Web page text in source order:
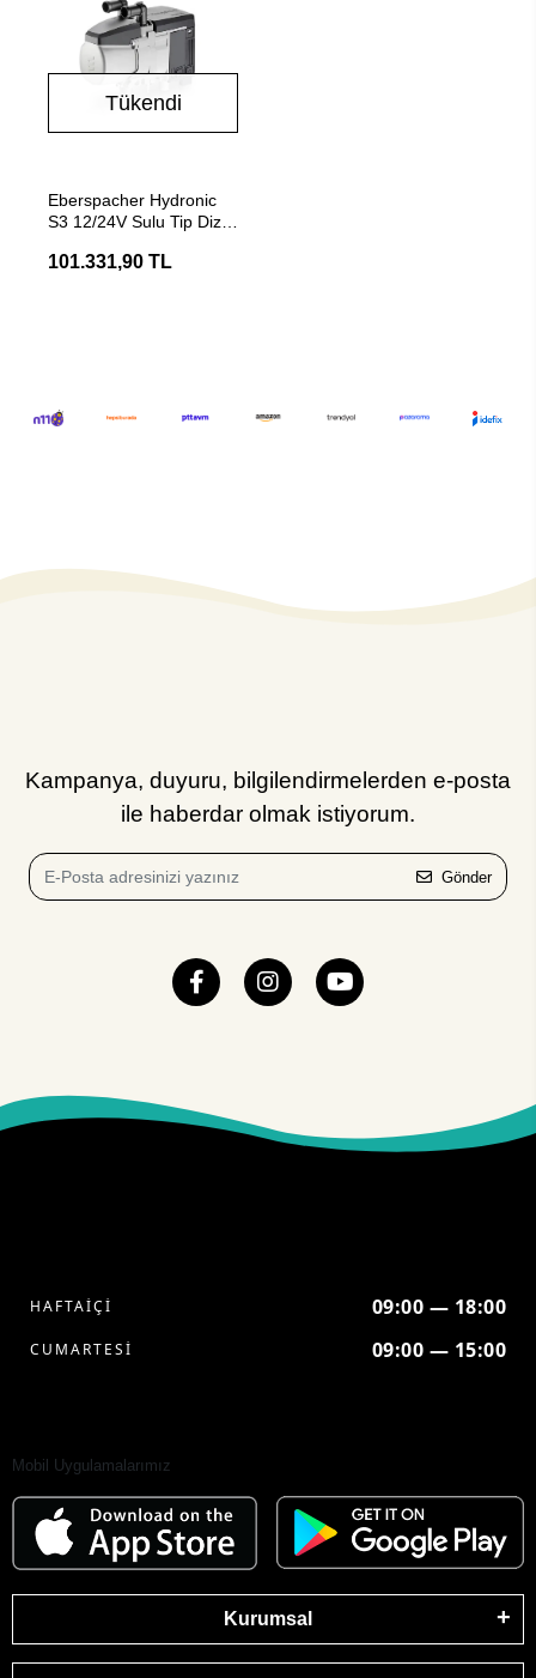
Tükendi
Eberspacher Hydronic
S3 12/24V Sulu Tip Dizel
101.331,90 TL
Kampanya, duyuru, bilgilendirmelerden e-posta
ile haberdar olmak istiyorum.
Gönder
HAFTAİÇİ 09:00 — 18:00
CUMARTESİ 09:00 — 15:00
Mobil Uygulamalarımız
Kurumsal